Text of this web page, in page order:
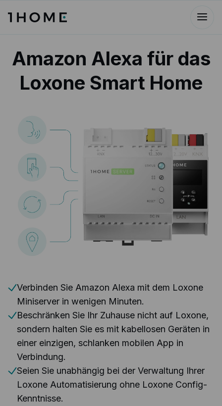
Amazon Alexa für das
Loxone Smart Home
Verbinden Sie Amazon Alexa mit dem Loxone
Miniserver in wenigen Minuten.
Beschränken Sie Ihr Zuhause nicht auf Loxone,
sondern halten Sie es mit kabellosen Geräten in
einer einzigen, schlanken mobilen App in
Verbindung.
Seien Sie unabhängig bei der Verwaltung Ihrer
Loxone Automatisierung ohne Loxone Config-
Kenntnisse.